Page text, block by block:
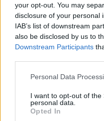
your opt-out. You may
disclosure of your personal
IAB’s list of downstream
also be disclosed by us to
Downstream Participants
Please note that this
not limited to your visit or
grant or deny consent to
use your data for below
Personal Data
I want to opt-out of the
personal data.
Opted In